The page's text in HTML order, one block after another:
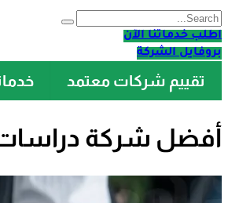
اطلب خدماتنا الآن
بروفايل الشركة
تقييم شركات معتمد
أفضل شركة دراسات